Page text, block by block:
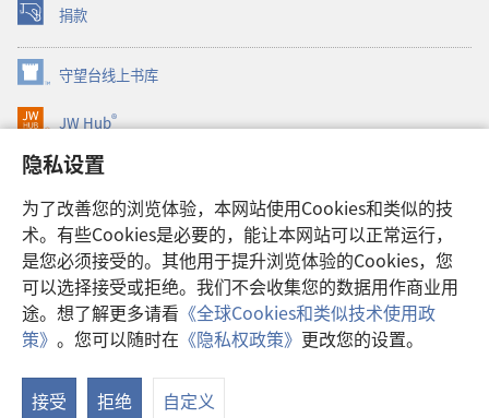
隐私设置
为了改善您的浏览体验，本网站使用Cookies和类似的技
术。有些Cookies是必要的，能让本网站可以正常运行，
是您必须接受的。其他用于提升浏览体验的Cookies，您
可以选择接受或拒绝。我们不会收集您的数据用作商业用
途。想了解更多请看 《全球Cookies和类似技术使用政
策》 。您可以随时在 《隐私权政策》 更改您的设置。
接受 拒绝 自定义
捐款
（打
开
新
窗
口）
守望台线上书库
（打
开
新
口）
JW Hub®
（打
开
新
窗
口）
JW Library®
Watchtower Library
Copyright© 2026 Watch Tower Bible and Tract Society of Pennsylvania.
使用条款|隐私权政策| 隐私设置